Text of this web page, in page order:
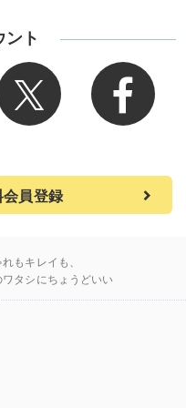
ント
会員登録
もキレイも、
ワタシにちょうどいい